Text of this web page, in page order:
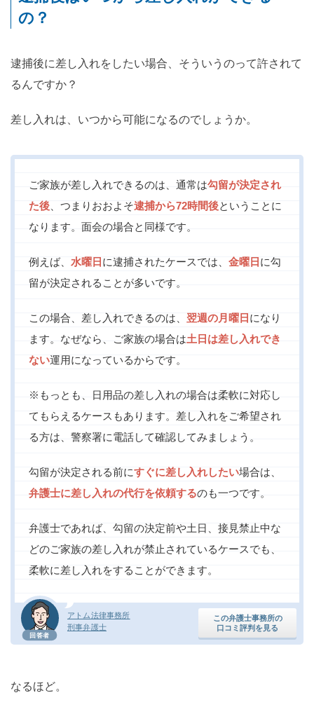
の？
逮捕後に差し入れをしたい場合、そういうのって許されて
るんですか？
差し入れは、いつから可能になるのでしょうか。
回答者
アトム法律事務所
刑事弁護士
この弁護士事務所の
口コミ評判を見る
ご家族が差し入れできるのは、通常は勾留が決定され
た後 、つまりおおよそ逮捕から72時間後ということに
なります。面会の場合と同様です。
例えば、 水曜日 に逮捕されたケースでは、 金曜日 に勾
留が決定されることが多いです。
この場合、差し入れできるのは、 翌週の月曜日 になり
ます。なぜなら、ご家族の場合は土日は差し入れでき
ない運用になっているからです。
※もっとも、日用品の差し入れの場合は柔軟に対応し
てもらえるケースもあります。差し入れをご希望され
る方は、警察署に電話して確認してみましょう。
勾留が決定される前にすぐに差し入れしたい場合は、
弁護士に差し入れの代行を依頼するのも一つです。
弁護士であれば、勾留の決定前や土日、接見禁止中な
どのご家族の差し入れが禁止されているケースでも、
柔軟に差し入れをすることができます。
なるほど。